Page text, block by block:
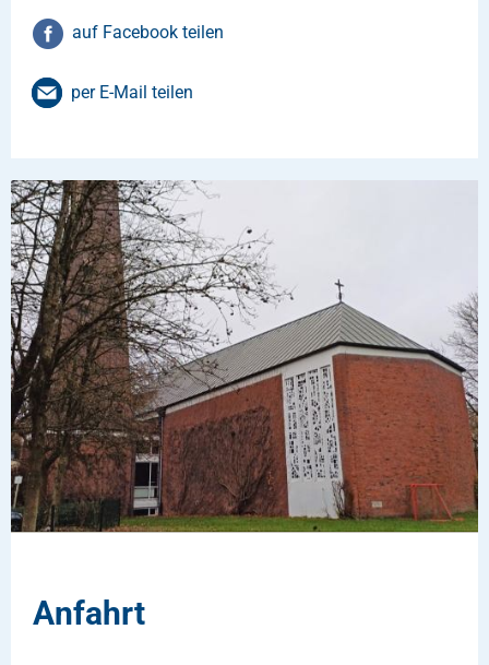
auf Facebook teilen
per E-Mail teilen
Anfahrt